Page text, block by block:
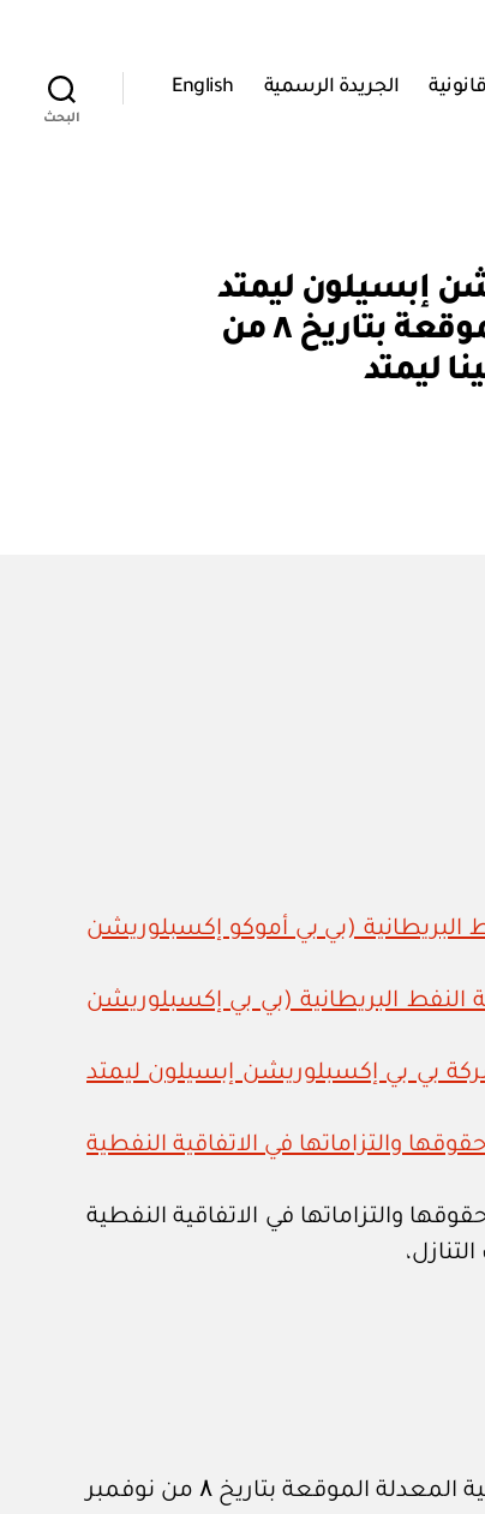
الجريدة الرسمية English
البحث
إبسيلون ليمتد
عن ٢٠٪ من حقوقها والتزاماتها في الاتفاقية النفطية المعدلة الموقعة بتاريخ ٨ من
النفط البريطانية (بي بي أموكو إكسبلوريشن
عمان وشركة النفط البريطانية (بي بي إكسبلوريشن
عمان وشركة بي بي إكسبلوريشن إبسيلون ليمتد
٤٤ / ۲۰۱۸ بإجازة تنازل شركة مكارم جاس ديفلوبمنت ال ال سي عن ١٠٪ من حقوقها والتزاماتها في الاتفاقية النفطية
التي قامت بموجبها شركة بي بي إكسبلوريشن إبسيلون ليمتد بالتنازل عن ٢٠٪ من حقوقها والتزاماتها في الاتفاقية النفطية
إجازة تنازل شركة بي بي إكسبلوريشن إبسيلون ليمتد عن (٢٠٪) من حقوقها والتزاماتها في الاتفاقية النفطية المعدلة الموقعة بتاريخ ۸ من نوفمبر